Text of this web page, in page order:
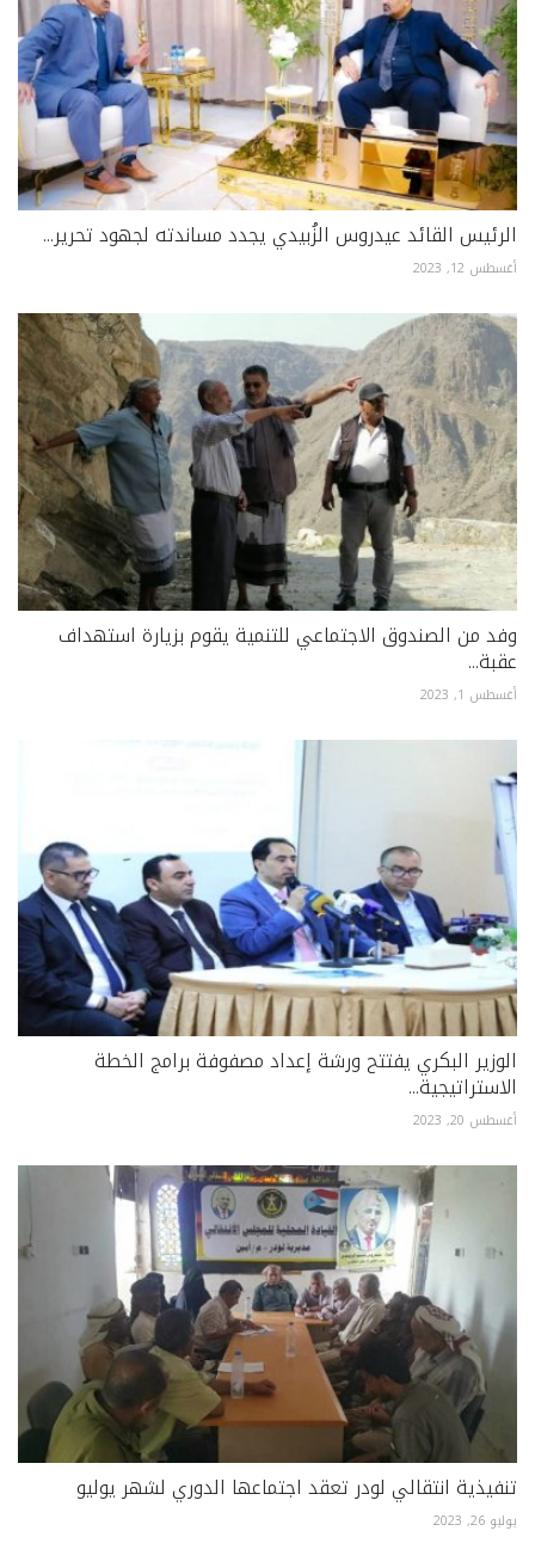
الرئيس القائد عيدروس الزُبيدي يجدد مساندته لجهود تحرير...
أغسطس 12, 2023
وفد من الصندوق الاجتماعي للتنمية يقوم بزيارة استهداف
عقبة...
أغسطس 1, 2023
الوزير البكري يفتتح ورشة إعداد مصفوفة برامج الخطة
الاستراتيجية...
أغسطس 20, 2023
تنفيذية انتقالي لودر تعقد اجتماعها الدوري لشهر يوليو
يوليو 26, 2023